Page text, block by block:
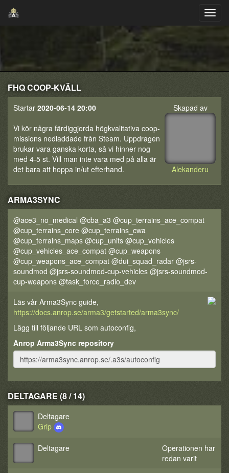
FHQ COOP-KVÄLL
Skapad av
Alekanderu
Startar 2020-06-14 20:00
Vi kör några färdiggjorda högkvalitativa coop-
missions nedladdade från Steam. Uppdragen
brukar vara ganska korta, så vi hinner nog
med 4-5 st. Vill man inte vara med på alla är
det bara att hoppa in/ut efterhand.
ARMA3SYNC
@ace3_no_medical @cba_a3 @cup_terrains_ace_compat
@cup_terrains_core @cup_terrains_cwa
@cup_terrains_maps @cup_units @cup_vehicles
@cup_vehicles_ace_compat @cup_weapons
@cup_weapons_ace_compat @dui_squad_radar @jsrs-
soundmod @jsrs-soundmod-cup-vehicles @jsrs-soundmod-
cup-weapons @task_force_radio_dev
Läs vår Arma3Sync guide,
https://docs.anrop.se/arma3/getstarted/arma3sync/
Lägg till följande URL som autoconfig,
Anrop Arma3Sync repository
DELTAGARE (8 / 14)
Deltagare
Grip
Deltagare
Operationen har
redan varit